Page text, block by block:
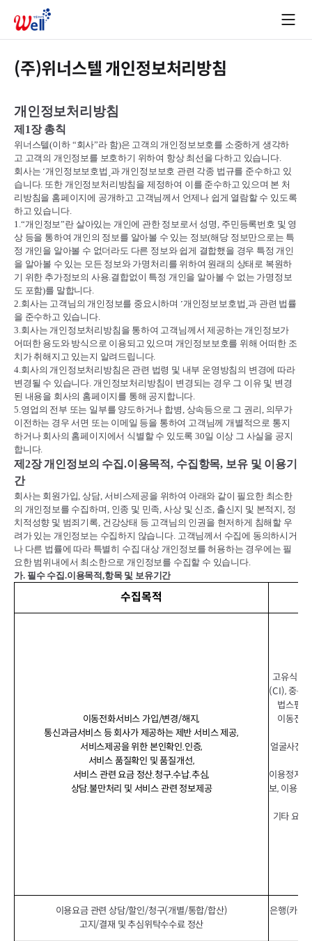
(주)위너스텔 개인정보처리방침
개인정보처리방침
제 1장 총칙
위너스텔(이하 “회사”라 함)은 고객의 개인정보보호를 소중하게 생각하
고 고객의 개인정보를 보호하기 위하여 항상 최선을 다하고 있습니다.
회사는 ˹개인정보보호법 과 개인정보보호 관련 각종 법규를 준수하고 있
습니다. 또한 개인정보처리방침을 제정하여 이를 준수하고 있으며 본 처
리방침을 홈페이지에 공개하고 고객님께서 언제나 쉽게 열람할 수 있도록
하고 있습니다.
1.“개인정보”란 살아있는 개인에 관한 정보로서 성명, 주민등록번호 및 영
상 등을 통하여 개인의 정보를 알아볼 수 있는 정보(해당 정보만으로는 특
정 개인을 알아볼 수 없더라도 다른 정보와 쉽게 결합했을 경우 특정 개인
을 알아볼 수 있는 모든 정보와 가명처리를 위하여 원래의 상태로 복원하
기 위한 추가정보의 사용.결합없이 특정 개인을 알아볼 수 없는 가명정보
도 포함)를 말합니다.
2.회사는 고객님의 개인정보를 중요시하며 ˹개인정보보호법 ˼과 관련 법률
을 준수하고 있습니다.
3.회사는 개인정보처리방침을 통하여 고객님께서 제공하는 개인정보가
어떠한 용도와 방식으로 이용되고 있으며 개인정보보호를 위해 어떠한 조
치가 취해지고 있는지 알려드립니다.
4.회사의 개인정보처리방침은 관련 법령 및 내부 운영방침의 변경에 따라
변경될 수 있습니다. 개인정보처리방침이 변경되는 경우 그 이유 및 변경
된 내용을 회사의 홈페이지를 통해 공지합니다.
5.영업의 전부 또는 일부를 양도하거나 합병, 상속등으로 그 권리, 의무가
이전하는 경우 서면 또는 이메일 등을 통하여 고객님께 개별적으로 통지
하거나 회사의 홈페이지에서 식별할 수 있도록30일 이상 그 사실을 공지
합니다.
제 2장 개인정보의 수집.이용목적, 수집항목, 보유 및 이용기
간
회사는 회원가입,상담,서비스제공을 위하여 아래와 같이 필요한 최소한
의 개인정보를 수집하며, 인종 및 민족,사상 및 신조, 출신지 및 본적지, 정
치적성향 및 범죄기록, 건강상태 등 고객님의 인권을 현저하게 침해할 우
려가 있는 개인정보는 수집하지 않습니다. 고객님께서 수집에 동의하시거
나 다른 법률에 따라 특별히 수집 대상 개인정보를 허용하는 경우에는 필
요한 범위내에서 최소한으로 개인정보를 수집할 수 있습니다.
가. 필수 수집 .이용목적,항목 및 보유기간
수집목적
이동전화서비스 가입/변경/해지,
통신과금서비스 등 회사가 제공하는 제반 서비스 제공,
서비스제공을 위한 본인확인.인증,
서비스 품질확인 및 품질개선,
서비스 관련 요금 정산.청구.수납.추심,
상담.불만처리 및 서비스 관련 정보제공
고유식별
(CI), 중복
법스팸,
이동전
얼굴사진(
이용정지
보, 이용컨
기타 요금
이용요금 관련 상담/할인/청구(개별/통합/합산)
고지/결재 및 추심위탁수수료 정산
은행(카드